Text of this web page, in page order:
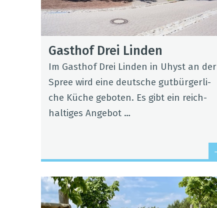
Gast­hof Drei Lin­den
Im Gast­hof Drei Lin­den in Uhyst an der
Spree wird eine deut­sche gut­bür­ger­li­
che Küche gebo­ten. Es gibt ein reich­
hal­ti­ges Ange­bot …